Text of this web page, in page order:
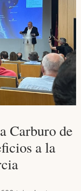
Carburo de
a la